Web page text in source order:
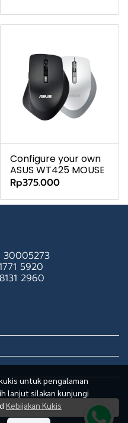
Configure your own
ASUS WT425 MOUSE
Rp375.000
untuk pengalaman
lanjut silakan kunjungi
Kebijakan Kukis
30005273
5920
2960